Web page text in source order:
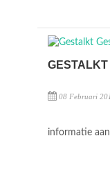
GESTALKT
08 Februari
informatie